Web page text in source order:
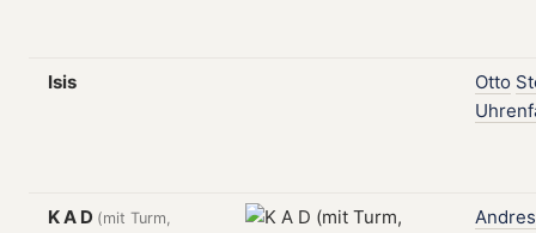
Isis Otto
K A D (mit Turm,
Andres